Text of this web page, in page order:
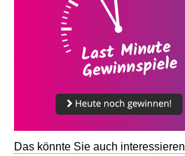
Das könnte Sie auch interessieren